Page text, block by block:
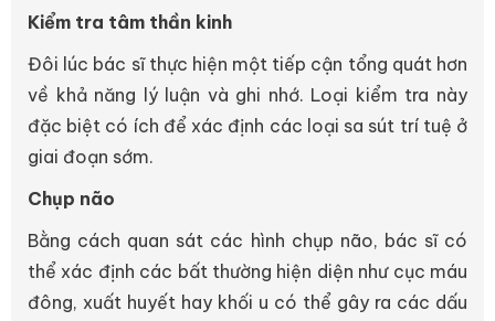
Kiểm tra tâm thần kinh
Đôi lúc bác sĩ thực hiện một tiếp cận tổng quát hơn
về khả năng lý luận và ghi nhớ. Loại kiểm tra này
đặc biệt có ích để xác định các loại sa sút trí tuệ ở
giai đoạn sớm.
Chụp não
Bằng cách quan sát các hình chụp não, bác sĩ có
thể xác định các bất thường hiện diện như cục máu
đông, xuất huyết hay khối u có thể gây ra các dấu